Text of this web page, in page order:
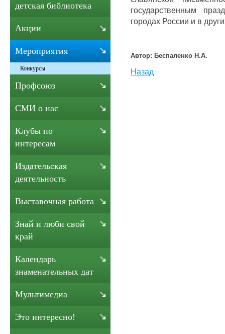
государственным
городах России и в
Автор: Беспаленко Н.А.
Назад
детская библиотека
Акции
Мероприятия
Конкурсы
Профсоюз
СМИ о нас
Клубы по
интересам
Издательская
деятельность
Выставочная работа
Знай и люби свой
край
Календарь
знаменательных дат
Мультимедиа
Это интересно!